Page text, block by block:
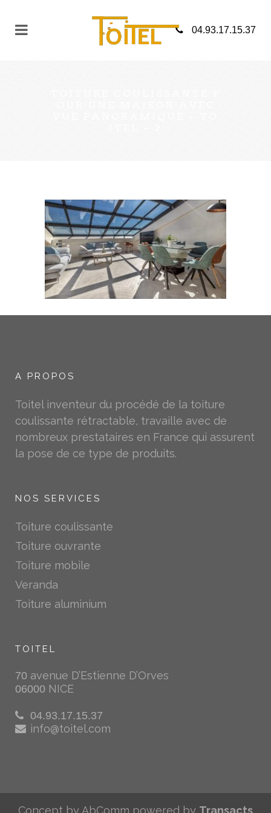
04.93.17.15.37
A PROPOS
Toitel inventeur du procédé de la toiture
coulissante rétractable, travaille avec de
nombreux prestataires en France qui assurent
la pose de ce type de produits.
NOS SERVICES
Toiture coulissante
Toiture ouvrante
Toiture mobile
Veranda
Toiture aluminium
TOITEL
70 avenue D’Estienne D’Orves
06000 NICE
04.93.17.15.37
info@toitel.com
Concept by AbComm powered by Transacts